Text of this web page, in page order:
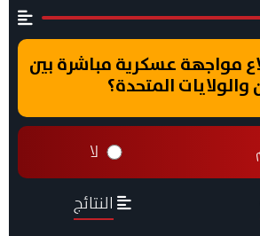
مواجهة عسكرية مباشرة بين
والولايات المتحدة؟
لا
النتائج